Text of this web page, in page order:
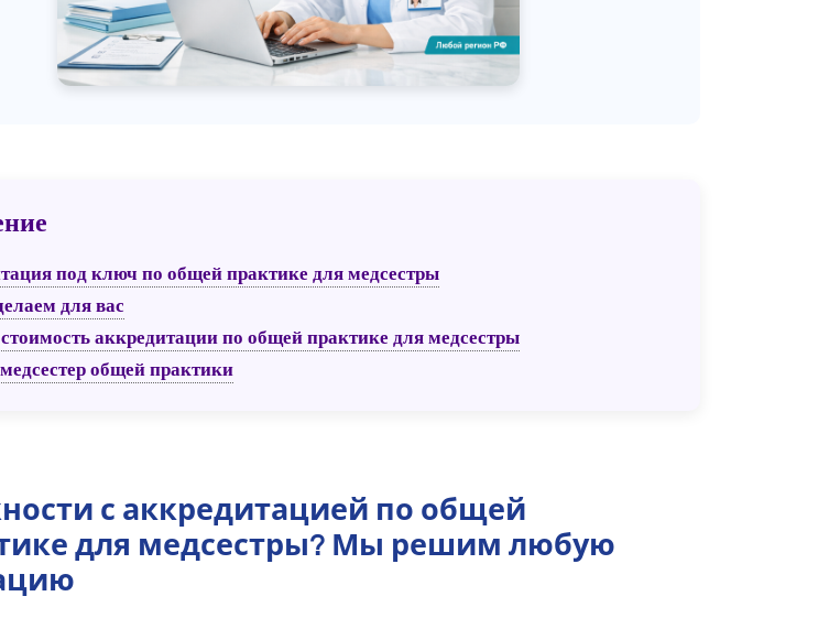
под ключ по общей практике для медсестры
для вас
аккредитации по общей практике для медсестры
общей практики
с аккредитацией по общей
для медсестры? Мы решим любую